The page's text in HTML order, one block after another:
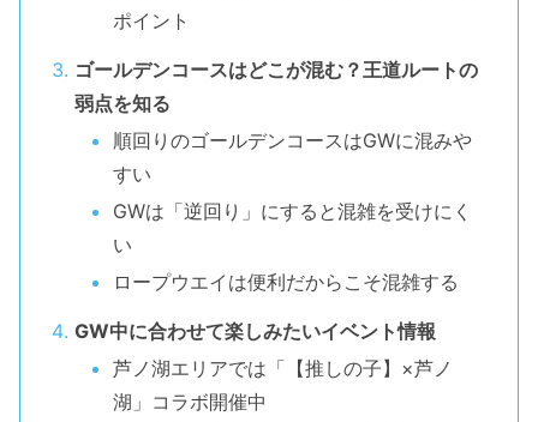
ポイント
ゴールデンコースはどこが混む？王道ルートの
弱点を知る
順回りのゴールデンコースはGWに混みや
すい
GWは「逆回り」にすると混雑を受けにく
い
ロープウエイは便利だからこそ混雑する
GW中に合わせて楽しみたいイベント情報
芦ノ湖エリアでは「【推しの子】×芦ノ
湖」コラボ開催中